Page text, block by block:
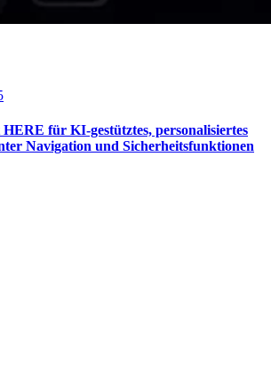
für KI-gestütztes, personalisiertes
Navigation und Sicherheitsfunktionen